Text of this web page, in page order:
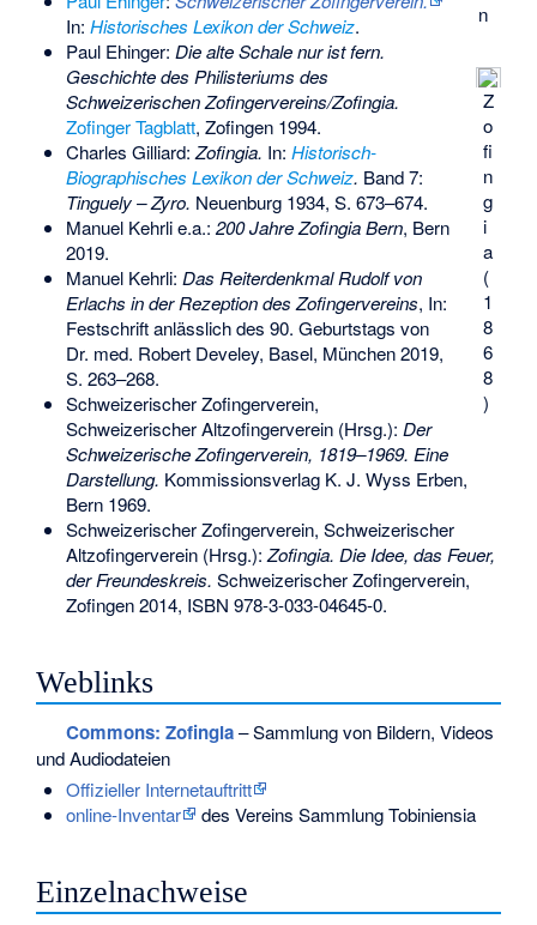
n
Z
o
fi
n
g
i
a
(
1
8
6
8
)
In: Historisches Lexikon der Schweiz.
Paul Ehinger: Die alte Schale nur ist fern.
Geschichte des Philisteriums des
Schweizerischen Zofingervereins/Zofingia.
Zofinger Tagblatt, Zofingen 1994.
Charles Gilliard: Zofingia. In: Historisch-
Biographisches Lexikon der Schweiz. Band 7:
Tinguely – Zyro. Neuenburg 1934, S. 673–674.
Manuel Kehrli e.a.: 200 Jahre Zofingia Bern, Bern
2019.
Manuel Kehrli: Das Reiterdenkmal Rudolf von
Erlachs in der Rezeption des Zofingervereins, In:
Festschrift anlässlich des 90. Geburtstags von
Dr. med. Robert Develey, Basel, München 2019,
S. 263–268.
Schweizerischer Zofingerverein,
Schweizerischer Altzofingerverein (Hrsg.): Der
Schweizerische Zofingerverein, 1819–1969. Eine
Darstellung. Kommissionsverlag K. J. Wyss Erben,
Bern 1969.
Schweizerischer Zofingerverein, Schweizerischer
Altzofingerverein (Hrsg.): Zofingia. Die Idee, das Feuer,
der Freundeskreis. Schweizerischer Zofingerverein,
Zofingen 2014, ISBN 978-3-033-04645-0.
Weblinks
Commons: Zofingia– Sammlung von Bildern, Videos
und Audiodateien
Offizieller Internetauftritt
online-Inventar
des Vereins Sammlung Tobiniensia
Einzelnachweise